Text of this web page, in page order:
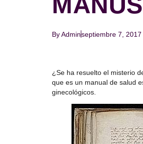
ByAdminseptiembre 7, 2017
¿Se ha resuelto el misterio
que es un manual de salud
ginecológicos.